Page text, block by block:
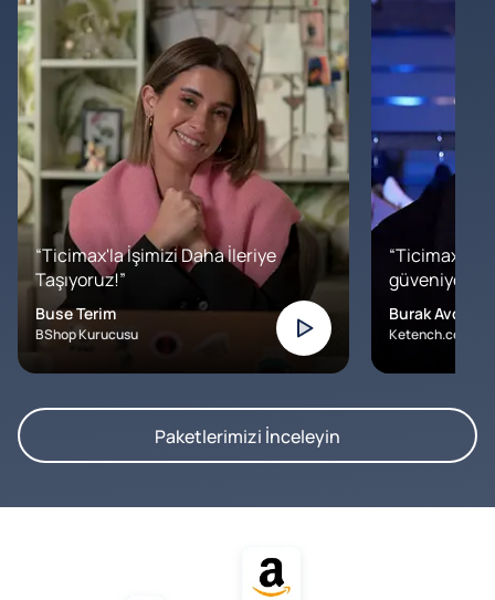
“Ticimax'la İşimizi Daha İleriye
Taşıyoruz!”
Buse Terim
BShop Kurucusu
“Ticimax'a
Burak Avcılar
Ketench.com –
Paketlerimizi İnceleyin